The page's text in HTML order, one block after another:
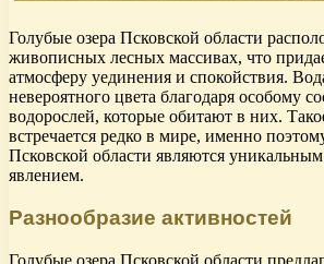
Голубые озера Псковской области
живописных лесных массивах, что
атмосферу уединения и спокойствия.
невероятного цвета благодаря особому
водорослей, которые обитают в них.
встречается редко в мире, именно
Псковской области являются
явлением.
Разнообразие активностей
Голубые озера Псковской области